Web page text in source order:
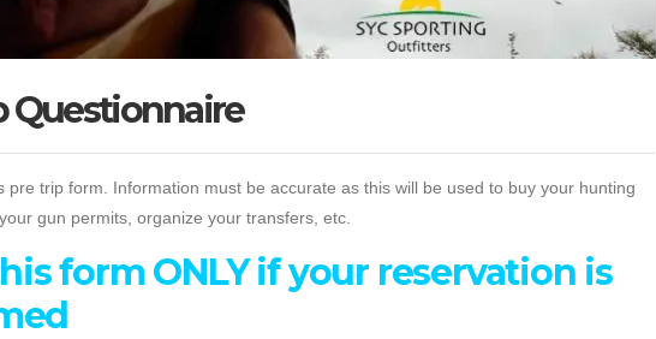
Questionnaire
pre trip form. Information must be accurate as this will be used to buy your hunting
gun permits, organize your transfers, etc.
form ONLY if your reservation is